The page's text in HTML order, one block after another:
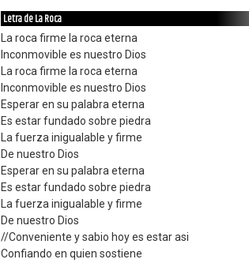
Letra de La Roca
La roca firme la roca eterna
Inconmovible es nuestro Dios
La roca firme la roca eterna
Inconmovible es nuestro Dios
Esperar en su palabra eterna
Es estar fundado sobre piedra
La fuerza inigualable y firme
De nuestro Dios
Esperar en su palabra eterna
Es estar fundado sobre piedra
La fuerza inigualable y firme
De nuestro Dios
//Conveniente y sabio hoy es estar asi
Confiando en quien sostiene